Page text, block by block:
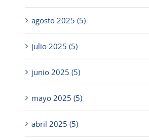
agosto 2025 (5)
julio 2025 (5)
junio 2025 (5)
mayo 2025 (5)
abril 2025 (5)